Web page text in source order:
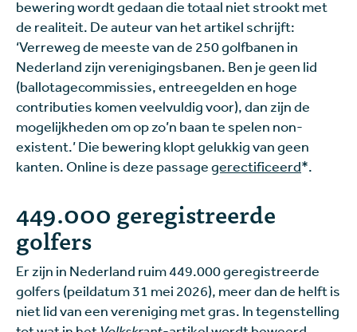
bewering wordt gedaan die totaal niet strookt met
de realiteit. De auteur van het artikel schrijft:
‘Verreweg de meeste van de 250 golfbanen in
Nederland zijn verenigingsbanen. Ben je geen lid
(ballotagecommissies, entreegelden en hoge
contributies komen veelvuldig voor), dan zijn de
mogelijkheden om op zo’n baan te spelen non-
existent.’ Die bewering klopt gelukkig van geen
kanten. Online is deze passagegerectificeerd*.
449.000 geregistreerde
golfers
Er zijn in Nederland ruim 449.000 geregistreerde
golfers (peildatum 31 mei 2026), meer dan de helft is
niet lid van een vereniging met gras. In tegenstelling